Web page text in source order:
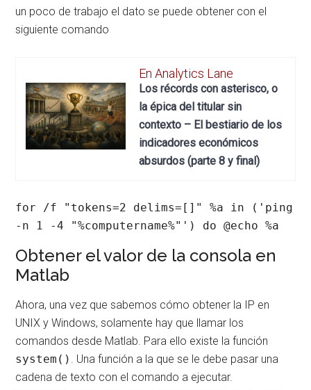
un poco de trabajo el dato se puede obtener con el
siguiente comando
En Analytics Lane
Los récords con asterisco, o
la épica del titular sin
contexto – El bestiario de los
indicadores económicos
absurdos (parte 8 y final)
for /f "tokens=2 delims=[]" %a in ('ping
-n 1 -4 "%computername%"') do @echo %a
Obtener el valor de la consola en
Matlab
Ahora, una vez que sabemos cómo obtener la IP en
UNIX y Windows, solamente hay que llamar los
comandos desde Matlab. Para ello existe la función
system()
. Una función a la que se le debe pasar una
cadena de texto con el comando a ejecutar.